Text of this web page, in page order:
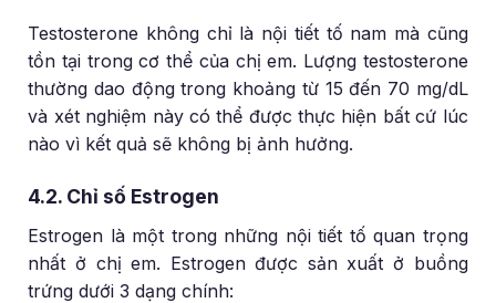
Testosterone không chỉ là nội tiết tố nam mà cũng
tồn tại trong cơ thể của chị em. Lượng testosterone
thường dao động trong khoảng từ 15 đến 70 mg/dL
và xét nghiệm này có thể được thực hiện bất cứ lúc
nào vì kết quả sẽ không bị ảnh hưởng.
4.2. Chỉ số Estrogen
Estrogen là một trong những nội tiết tố quan trọng
nhất ở chị em. Estrogen được sản xuất ở buồng
trứng dưới 3 dạng chính: